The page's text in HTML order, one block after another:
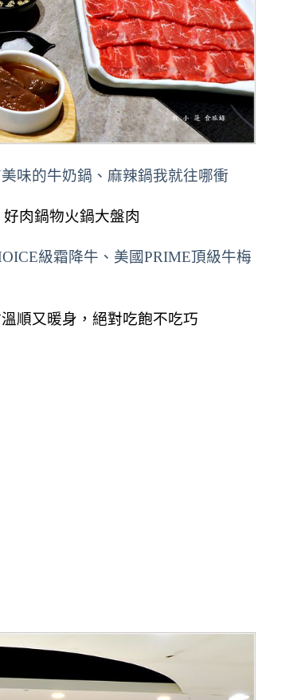
味的牛奶鍋、麻辣鍋我就往哪衝
肉鍋物火鍋大盤肉
級霜降牛 、 美國PRIME頂級牛梅
順又暖身，絕對吃飽不吃巧